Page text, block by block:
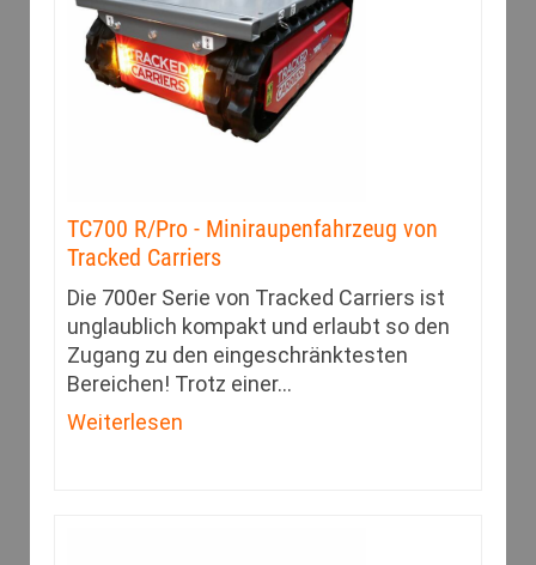
TC700 R/Pro - Miniraupenfahrzeug von
Tracked Carriers
Die 700er Serie von Tracked Carriers ist
unglaublich kompakt und erlaubt so den
Zugang zu den eingeschränk­testen
Bereichen! Trotz einer…
Weiterlesen